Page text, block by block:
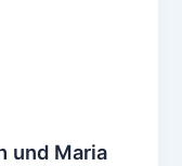
und Maria